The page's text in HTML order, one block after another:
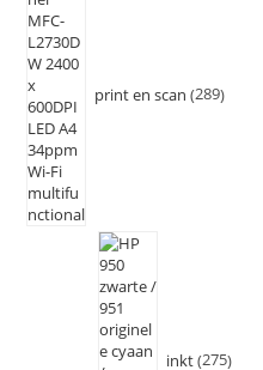
print en scan 289
inkt 275